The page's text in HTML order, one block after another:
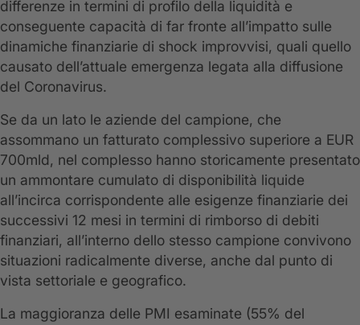
differenze in termini di profilo della liquidità e
conseguente capacità di far fronte all’impatto sulle
dinamiche finanziarie di shock improvvisi, quali quello
causato dell’attuale emergenza legata alla diffusione
del Coronavirus.
Se da un lato le aziende del campione, che
assommano un fatturato complessivo superiore a EUR
700mld, nel complesso hanno storicamente presentato
un ammontare cumulato di disponibilità liquide
all’incirca corrispondente alle esigenze finanziarie dei
successivi 12 mesi in termini di rimborso di debiti
finanziari, all’interno dello stesso campione convivono
situazioni radicalmente diverse, anche dal punto di
vista settoriale e geografico.
La maggioranza delle PMI esaminate (55% del